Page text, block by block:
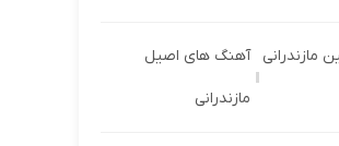
مازندرانی آهنگ های اصیل
مازندرانی